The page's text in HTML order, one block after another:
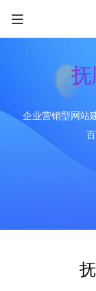
企业营销型网站
限时优惠咨